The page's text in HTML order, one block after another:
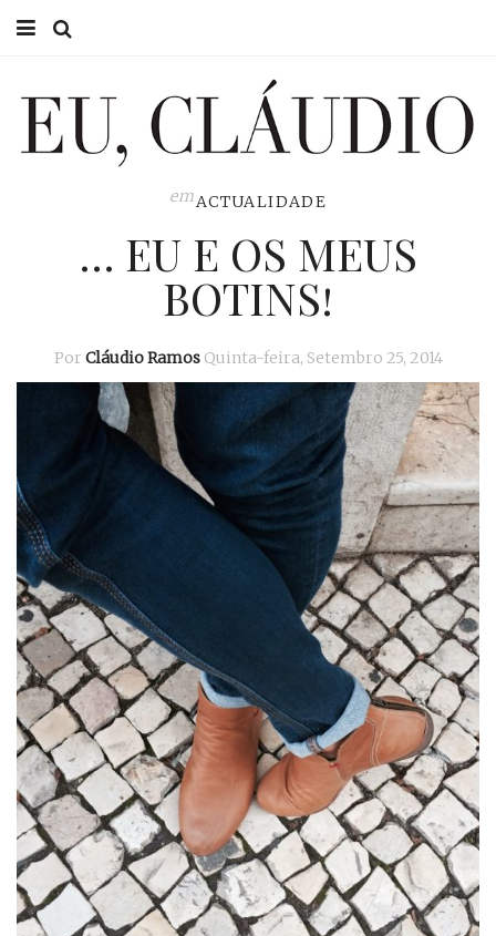
EU CLÁUDIO
emACTUALIDADE
… EU E OS MEUS
BOTINS!
Por Cláudio Ramos Quinta-feira, Setembro 25, 2014